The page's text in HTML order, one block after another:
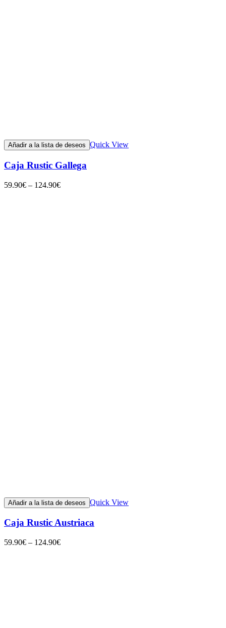
Añadir a la lista de deseos Quick View
Caja Rustic Gallega
59.90€ – 124.90€
Añadir a la lista de deseos Quick View
Caja Rustic Austriaca
59.90€ – 124.90€